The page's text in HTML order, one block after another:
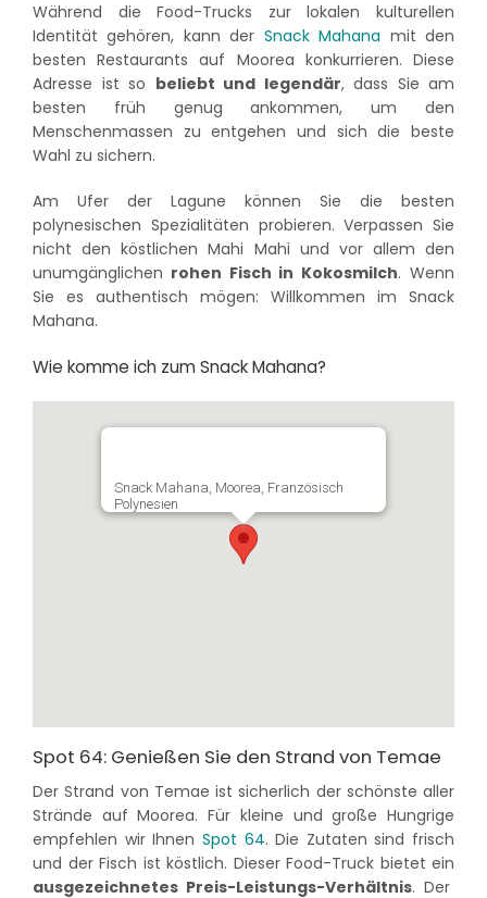
Während die Food-Trucks zur lokalen kulturellen
Identität gehören, kann der Snack Mahana mit den
besten Restaurants auf Moorea konkurrieren. Diese
Adresse ist so beliebt und legendär, dass Sie am
besten früh genug ankommen, um den
Menschenmassen zu entgehen und sich die beste
Wahl zu sichern.
Am Ufer der Lagune können Sie die besten
polynesischen Spezialitäten probieren. Verpassen Sie
nicht den köstlichen Mahi Mahi und vor allem den
unumgänglichen rohen Fisch in Kokosmilch. Wenn
Sie es authentisch mögen: Willkommen im Snack
Mahana.
Wie komme ich zum Snack Mahana?
Snack Mahana, Moorea, Französisch
Polynesien
Spot 64: Genießen Sie den Strand von Temae
Der Strand von Temae ist sicherlich der schönste aller
Strände auf Moorea. Für kleine und große Hungrige
empfehlen wir Ihnen Spot 64. Die Zutaten sind frisch
und der Fisch ist köstlich. Dieser Food-Truck bietet ein
ausgezeichnetes Preis-Leistungs-Verhältnis. Der